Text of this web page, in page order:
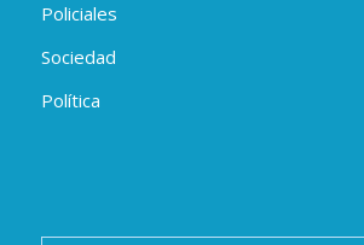
Policiales
Sociedad
Política